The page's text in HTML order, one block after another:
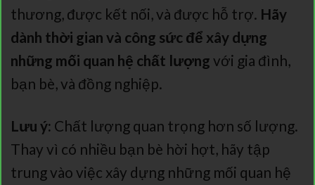
thương, được kết nối, và được hỗ trợ. Hãy
dành thời gian và công sức để xây dựng
những mối quan hệ chất lượng với gia đình,
bạn bè, và đồng nghiệp.
Lưu ý: Chất lượng quan trọng hơn số lượng.
Thay vì có nhiều bạn bè hời hợt, hãy tập
trung vào việc xây dựng những mối quan hệ